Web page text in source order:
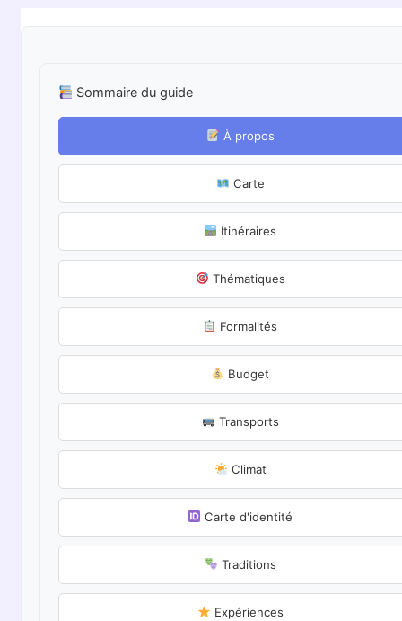
Sommaire du guide
À propos
Carte
Itinéraires
Thématiques
Formalités
Budget
Transports
Climat
Carte d'identité
Traditions
Expériences